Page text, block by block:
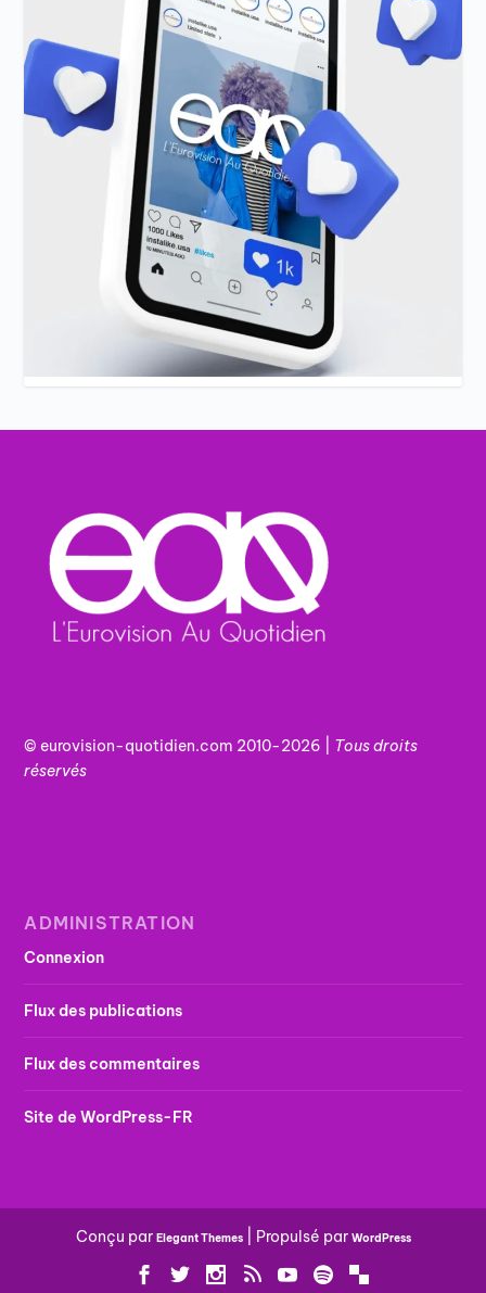
© eurovision-quotidien.com 2010-2026 | Tousdroits
réservés
ADMINISTRATION
Connexion
Flux des publications
Flux des commentaires
Site de WordPress-FR
Conçu par Elegant Themes| Propulsé par WordPress